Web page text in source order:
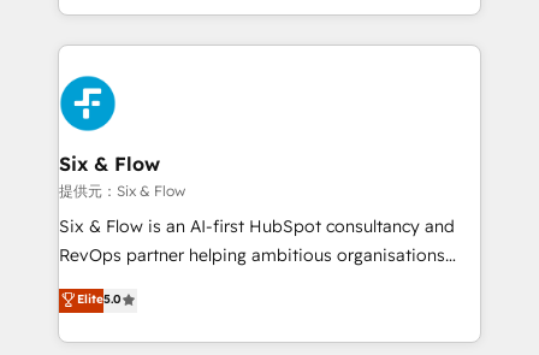
organisations, global organisations and those with
complex use cases 🏆 CRM Implementation,
Platform Enablement, Custom Integration and
Onboarding Accredited 🔐 ISO27001 & ISO9001
Certified
so selling and actually engaging with your customers
feels easy and pain-free. We are a top ranked
HubSpot Elite Partner, winner of Rookie of the Year
and Customer First Awards, 4.9/5 rating in HubSpot
Reviews and 4.9/5 rating in Clutch Reviews. Digifianz
helps the following industries: logistics & 3PL, home
improvement & construction, branding and
commercialization, real estate, health, education,
SaaS, Software Dev & IT and consulting, make the
the United States, EU, UAE, Mexico and Latin
America. From casual user to super fan: make
Six & Flow
提供元：Six & Flow
Six & Flow is an AI-first HubSpot consultancy and
RevOps partner helping ambitious organisations
grow with clarity, confidence, and intelligence.
Operating across the UK, Netherlands, Ireland, and
Canada, we’ve delivered thousands of successful
Elite5.0